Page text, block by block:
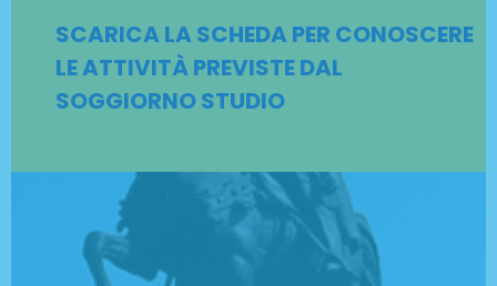
SCARICA LA SCHEDA PER CONOSCERE
LE ATTIVITÀ PREVISTE DAL
SOGGIORNO STUDIO